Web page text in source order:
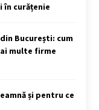
în curățenie
București: cum
multe firme
și pentru ce